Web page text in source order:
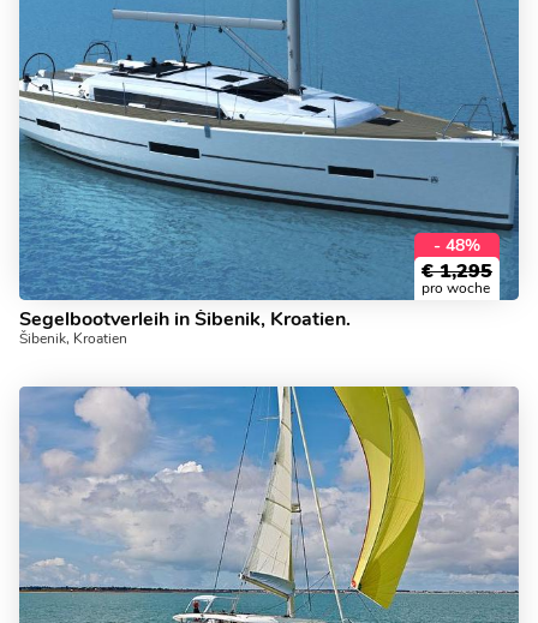
- 48%
€ 1,295
pro woche
Segelbootverleih in Šibenik, Kroatien.
Šibenik, Kroatien